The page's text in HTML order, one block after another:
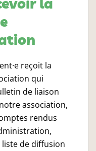
reçoit la
qui
de liaison
association,
rendus
liste de diffusion